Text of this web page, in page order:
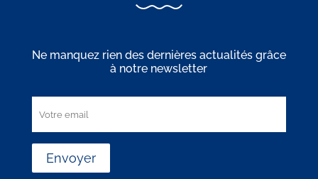
Ne manquez rien des dernières actualités grâce
à notre newsletter